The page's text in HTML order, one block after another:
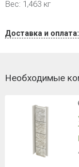
Вес: 1,463 кг
Доставка и оплата:
Необходимые